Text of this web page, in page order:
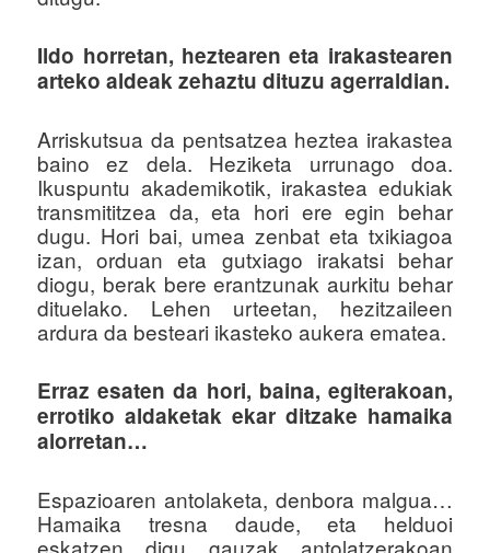
Ildo horretan, heztearen eta irakastearen
arteko aldeak zehaztu dituzu agerraldian.
Arriskutsua da pentsatzea heztea irakastea
baino ez dela. Heziketa urrunago doa.
Ikuspuntu akademikotik, irakastea edukiak
transmititzea da, eta hori ere egin behar
dugu. Hori bai, umea zenbat eta txikiagoa
izan, orduan eta gutxiago irakatsi behar
diogu, berak bere erantzunak aurkitu behar
dituelako. Lehen urteetan, hezitzaileen
ardura da besteari ikasteko aukera ematea.
Erraz esaten da hori, baina, egiterakoan,
errotiko aldaketak ekar ditzake hamaika
alorretan…
Espazioaren antolaketa, denbora malgua…
Hamaika tresna daude, eta helduoi
eskatzen digu gauzak antolatzerakoan